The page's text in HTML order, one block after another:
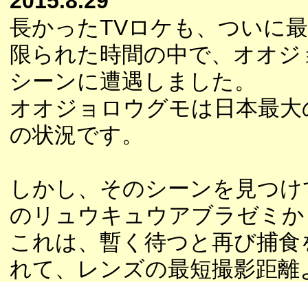
長かったTVロケも、ついに
限られた時間の中で、オオ
シーンに遭遇しました。
オオジョロウグモは日本最
の状況です。
しかし、そのシーンを見つ
のリュウキュウアブラゼミ
これは、暫く待つと再び捕
れて、レンズの最短撮影距